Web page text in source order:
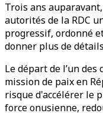
Trois ans
autorités de la RDC
progressif, ordonné
donner plus de
Le départ de l’un
mission de paix en
risque d'accélérer le
force onusienne,